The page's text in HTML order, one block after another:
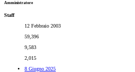
Amministratore
Staff
12 Febbraio 2003
59,396
9,583
2,015
8 Giugno 2025